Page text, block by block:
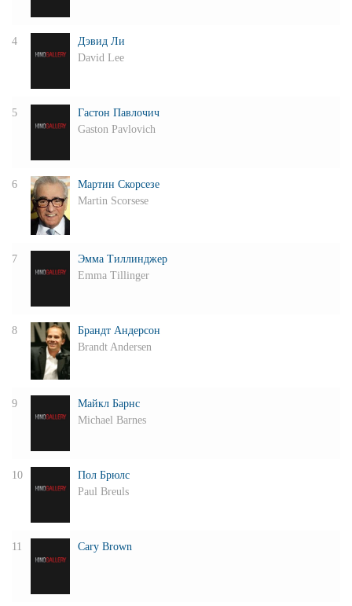
4
Дэвид Ли
David Lee
5
Гастон Павлочич
Gaston Pavlovich
6
Мартин Скорсезе
Martin Scorsese
7
Эмма Тиллинджер
Emma Tillinger
8
Брандт Андерсон
Brandt Andersen
9
Майкл Барнс
Michael Barnes
10
Пол Брюлс
Paul Breuls
11 Cary Brown